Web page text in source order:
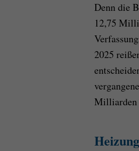
Denn die
12,75
2025
Milliarden